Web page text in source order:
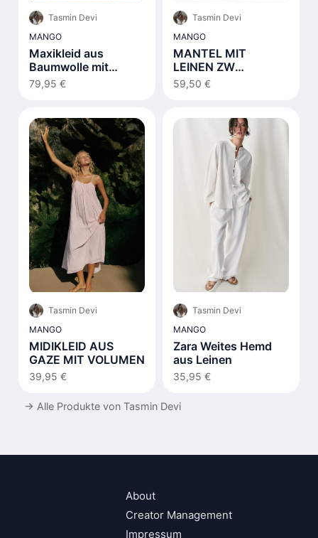
Tasmin Devi
MANGO
Maxikleid aus
Baumwolle mit
Schnürdetail Weiß
79,95 €
Tasmin Devi
MANGO
MANTEL MIT
LEINEN ZW
COLLECTION
59,50 €
Tasmin Devi
MANGO
MIDIKLEID AUS
GAZE MIT VOLUMEN
39,95 €
Tasmin Devi
MANGO
Zara Weites Hemd
aus Leinen
35,95 €
→ Alle Produkte von Tasmin Devi
About
Creator Management
Impressum